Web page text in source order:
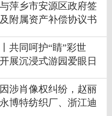
萍乡市安源区政府签
附属资产补偿协议书
共同呵护“睛”彩世
展沉浸式游园爱眼日
涉肖像权纠纷，赵丽
博特纺织厂、浙江迪